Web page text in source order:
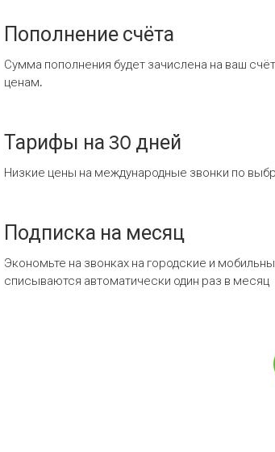
Пополнение счёта
Сумма пополнения будет зачислена на ваш
ценам.
Тарифы на 30 дней
Низкие цены на международные звонки по
Подписка на месяц
Экономьте на звонках на городские и
списываются автоматически один раз в месяц